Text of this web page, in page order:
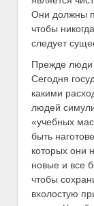
Они должны
чтобы
следует
Прежде люди
Сегодня
какими
людей
«учебных
быть
которых они
новые и все
чтобы
вхолостую